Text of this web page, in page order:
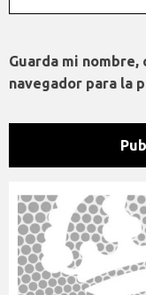
Guarda mi
navegador para la